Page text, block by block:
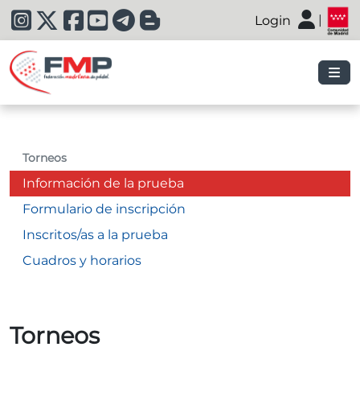
|
Login |
Torneos
Información de la prueba
Formulario de inscripción
Inscritos/as a la prueba
Cuadros y horarios
Torneos